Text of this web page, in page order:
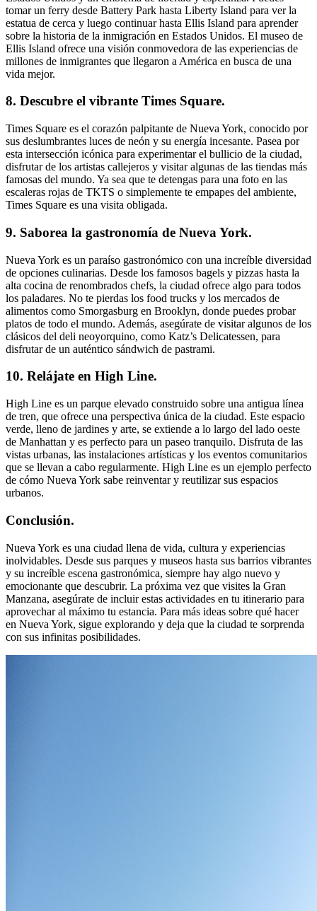
tomar un ferry desde Battery Park hasta Liberty Island para ver la
estatua de cerca y luego continuar hasta Ellis Island para aprender
sobre la historia de la inmigración en Estados Unidos. El museo de
Ellis Island ofrece una visión conmovedora de las experiencias de
millones de inmigrantes que llegaron a América en busca de una
vida mejor.
8. Descubre el vibrante Times Square.
Times Square es el corazón palpitante de Nueva York, conocido por
sus deslumbrantes luces de neón y su energía incesante. Pasea por
esta intersección icónica para experimentar el bullicio de la ciudad,
disfrutar de los artistas callejeros y visitar algunas de las tiendas más
famosas del mundo. Ya sea que te detengas para una foto en las
escaleras rojas de TKTS o simplemente te empapes del ambiente,
Times Square es una visita obligada.
9. Saborea la gastronomía de Nueva York.
Nueva York es un paraíso gastronómico con una increíble diversidad
de opciones culinarias. Desde los famosos bagels y pizzas hasta la
alta cocina de renombrados chefs, la ciudad ofrece algo para todos
los paladares. No te pierdas los food trucks y los mercados de
alimentos como Smorgasburg en Brooklyn, donde puedes probar
platos de todo el mundo. Además, asegúrate de visitar algunos de los
clásicos del deli neoyorquino, como Katz’s Delicatessen, para
disfrutar de un auténtico sándwich de pastrami.
10. Relájate en High Line.
High Line es un parque elevado construido sobre una antigua línea
de tren, que ofrece una perspectiva única de la ciudad. Este espacio
verde, lleno de jardines y arte, se extiende a lo largo del lado oeste
de Manhattan y es perfecto para un paseo tranquilo. Disfruta de las
vistas urbanas, las instalaciones artísticas y los eventos comunitarios
que se llevan a cabo regularmente. High Line es un ejemplo perfecto
de cómo Nueva York sabe reinventar y reutilizar sus espacios
urbanos.
Conclusión.
Nueva York es una ciudad llena de vida, cultura y experiencias
inolvidables. Desde sus parques y museos hasta sus barrios vibrantes
y su increíble escena gastronómica, siempre hay algo nuevo y
emocionante que descubrir. La próxima vez que visites la Gran
Manzana, asegúrate de incluir estas actividades en tu itinerario para
aprovechar al máximo tu estancia. Para más ideas sobre qué hacer
en Nueva York, sigue explorando y deja que la ciudad te sorprenda
con sus infinitas posibilidades.